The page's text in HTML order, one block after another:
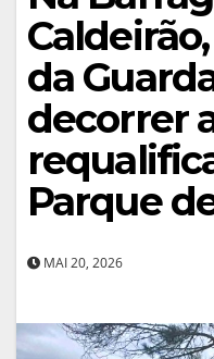
da
decorrer
Parque
MAI 20, 2026